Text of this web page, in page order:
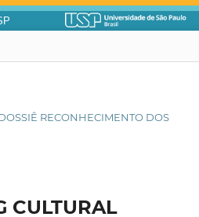
RECONHECIMENTO DOS
CULTURAL